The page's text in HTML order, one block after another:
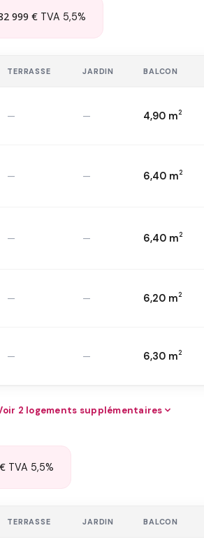
999 € TVA 5,5%
TERRASSE JARDIN BALCON
— — 4,90 m2
— — 6,40 m2
2
— — 6,40 m2
— — 6,20 m2
— — 6,30 m2
2 logements supplémentaires
TVA 5,5%
TERRASSE JARDIN BALCON